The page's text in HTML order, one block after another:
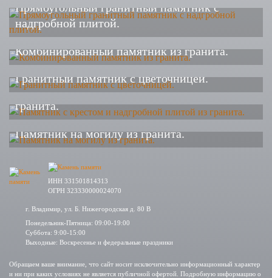
Прямоугольный гранитный памятник с
надгробной плитой.
Комбинированный памятник из гранита.
Гранитный памятник с цветочницей.
Памятник с крестом и надгробной плитой из
гранита.
Памятник на могилу из гранита.
ИНН 331501814313
ОГРН 323330000024070
г. Владимир, ул. Б. Нижегородская д. 80 В
Понедельник-Пятница: 09:00-19:00
Суббота: 9:00-15:00
Выходные: Воскресенье и федеральные праздники
Обращаем ваше внимание, что сайт носит исключительно информационный характер
и ни при каких условиях не является публичной офертой. Подробную информацию о